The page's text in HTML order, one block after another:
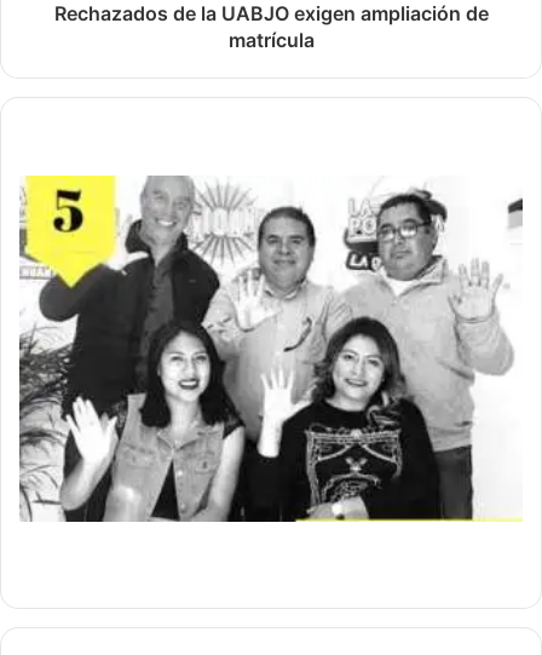
Rechazados de la UABJO exigen ampliación de
matrícula